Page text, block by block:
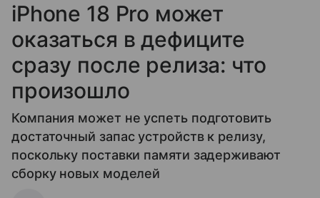
iPhone 18 Pro может
оказаться в дефиците
сразу после релиза: что
произошло
Компания может не успеть подготовить
достаточный запас устройств к релизу,
поскольку поставки памяти задерживают
сборку новых моделей